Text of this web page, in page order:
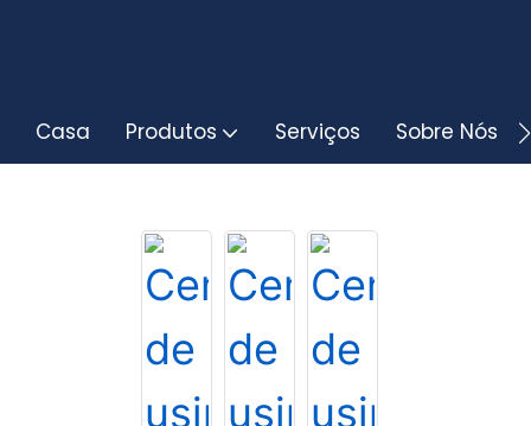
Casa Produtos Serviços Sobre Nós